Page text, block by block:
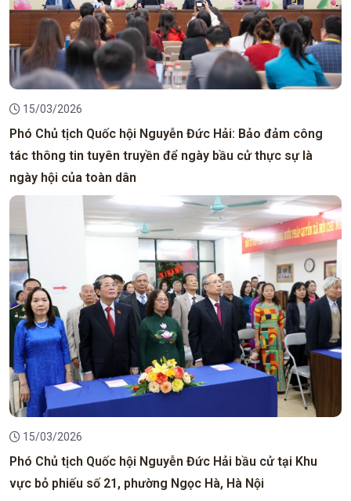
15/03/2026
Phó Chủ tịch Quốc hội Nguyễn Đức Hải: Bảo đảm công
tác thông tin tuyên truyền để ngày bầu cử thực sự là
ngày hội của toàn dân
15/03/2026
Phó Chủ tịch Quốc hội Nguyễn Đức Hải bầu cử tại Khu
vực bỏ phiếu số 21, phường Ngọc Hà, Hà Nội